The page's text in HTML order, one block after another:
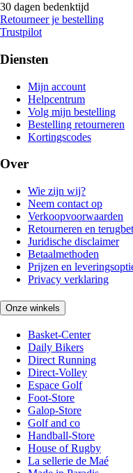
30 dagen bedenktijd
Retourneer je bestelling
Trustpilot
Diensten
Mijn account
Helpcentrum
Volg mijn bestelling
Bestelling retourneren
Kortingscodes
Over
Wie zijn wij?
Neem contact op
Verkoopvoorwaarden
Retourneren en
Juridische disclaimer
Betaalmethoden
Prijzen en
Privacy verklaring
Onze winkels
Basket-Center
Daily Bikers
Direct Running
Direct-Volley
Espace Golf
Foot-Store
Galop-Store
Golf and co
Handball-Store
House of Rugby
La sellerie de Maé